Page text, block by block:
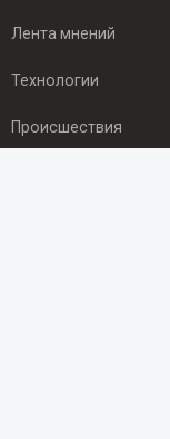
Лента мнений
Технологии
Происшествия